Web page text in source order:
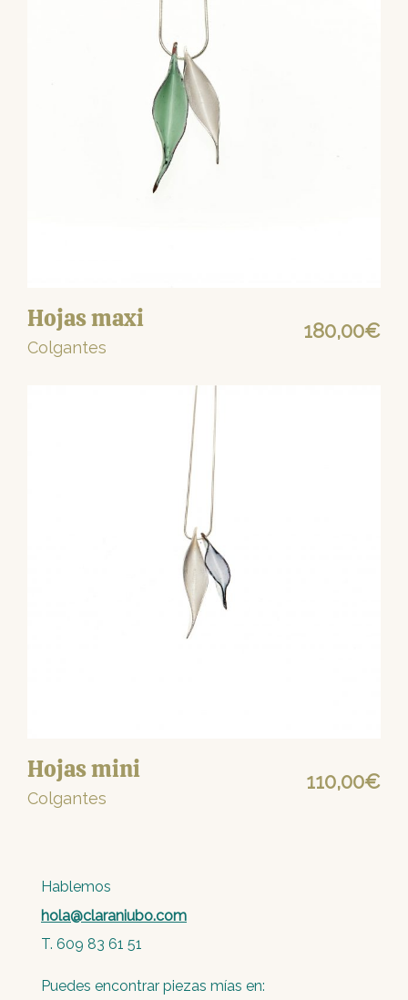
Hojas maxi
Colgantes
180,00€
Hojas mini
Colgantes
110,00€
Hablemos
hola@claraniubo.com
T. 609 83 61 51
Puedes encontrar piezas mías en: